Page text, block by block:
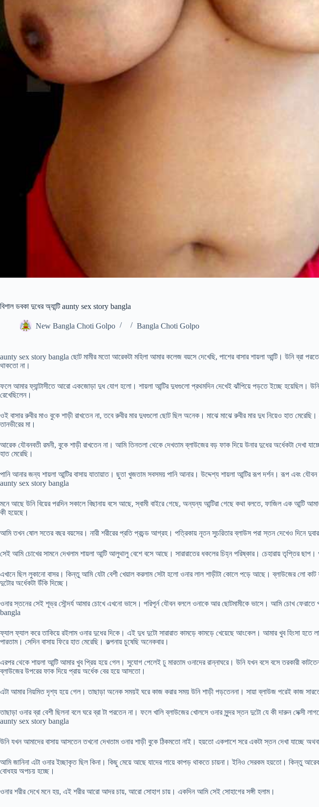
বিশাল ডবকা দুধের অ্যান্টি aunty sex story bangla
New Bangla Choti Golpo Bangla Choti Golpo
aunty sex story bangla ছোট মামীর মতো আরেকটা মহিলা আমার কলেজ বয়সে দেখেছি, পাশের বাসার শায়লা আন্টি। উনি ব্রা
থাকতো না।
ফলে আমার ফ্যান্টাসীতে আরো একজোড়া দুধ যোগ হলো। শায়লা আন্টির দুধগুলো প্রথমদিন দেখেই ঝাঁপিয়ে পড়তে ইচ্ছে হয়েছিল। উনি
রেখেছিলেন।
ওই বাসার রুবীর মাও বুকে শাড়ী রাখতেন না, তবে রুবীর মার দুধগুলো ছোট ছিল অনেক। মাঝে মাঝে রুবীর মার দুধ নিয়েও হাত
তানভীরের মা।
আরেক যৌবনবতী রমনী, বুকে শাড়ী রাখতেন না। আমি তিনতলা থেকে দেখতাম ব্লাউজের বড় ফাক দিয়ে উনার দুধের অর্ধেকটা দেখা
হাত মেরেছি।
পানি আনার জন্য শায়লা আন্টির বাসায় যাতায়াত। ছুতা খুজতাম সবসময় পানি আনার। উদ্দেশ্য শায়লা আন্টির রূপ দর্শন। রূপ এবং
aunty sex story bangla
মনে আছে উনি বিয়ের পরদিন সকালে বিছানায় বসে আছে, স্বামী বাইরে গেছে, অন্যন্য আন্টিরা গেছে কথা বলতে, ফাজিল এক আন্টি
কী হয়েছে।
আমি তখন ষোল সতের বছর বয়সের। নারী শরীরের প্রতি প্রচন্ড আগ্রহ। পত্রিকায় নূতন সুচরিতার ব্লাউস পরা স্তন দেখেও দিনে দুবার
সেই আমি চোখের সামনে দেখলাম শায়লা আন্টি আলুথালু বেশে বসে আছে। সারারাতের ধকলের চিহ্ন পরিষ্কার। চেহারায় তৃপ্তির ছাপ।
এখানে ছিল লুকানো বাসর। কিন্তু আমি যেটা বেশী খেয়াল করলাম সেটা হলো ওনার লাল শাড়ীটা কোলে পড়ে আছে। ব্লাউজের লো
দুটোর অর্ধেকটা উঁকি দিচ্ছে।
ওনার স্তনের সেই শূভ্র সৌন্দর্য আমার চোখে এখনো ভাসে। পরিপূর্ন যৌবন বললে ওনাকে আর ছোটমামীকে ভাসে। আমি চোখ
bangla
ফ্যাল ফ্যাল করে তাকিয়ে রইলাম ওনার দুধের দিকে। এই দুধ দুটো সারারাত কামড়ে কামড়ে খেয়েছে আংকেল। আমার খুব হিংসা হতে
পারতাম। সেদিন বাসায় ফিরে হাত মেরেছি। কল্পনায় চুষেছি অনেকবার।
এরপর থেকে শায়লা আন্টি আমার খুব প্রিয় হয়ে গেল। সুযোগ পেলেই ঢু মারতাম ওনাদের রান্নাঘরে। উনি যখন বসে বসে তরকারী
ব্লাউজের উপরের ফাক দিয়ে প্রায় অর্ধেক বের হয়ে আসতো।
এটা আমার নিয়মিত দৃশ্য হয়ে গেল। তাছাড়া অনেক সময়ই ঘরে কাজ করার সময় উনি শাড়ী পড়তেননা। সায়া ব্লাউজ পরেই কাজ
তাছাড়া ওনার ব্রা বেশী ছিলনা বলে ঘরে ব্রা টা পরতেন না। ফলে খালি ব্লাউজের খোলসে ওনার সুন্দর স্তন দুটো যে কী দারুন সেক্সী
aunty sex story bangla
উনি যখন আমাদের বাসায় আসতেন তখনো দেখতাম ওনার শাড়ী বুকে ঠিকমতো নাই। হয়তো একপাশে সরে একটা স্তন দেখা যাচ্ছে
আমি জানিনা এটা ওনার ইচ্ছাকৃত ছিল কিনা। কিছু মেয়ে আছে যাদের গায়ে কাপড় থাকতে চায়না। ইনিও সেরকম হয়তো। কিন্তু
বোধহয় অপচয় হচ্ছে।
ওনার শরীর দেখে মনে হয়, এই শরীর আরো আদর চায়, আরো সোহাগ চায়। একদিন আমি সেই সোহাগের সঙ্গী হলাম।